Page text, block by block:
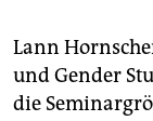
Lann
und Gender
die